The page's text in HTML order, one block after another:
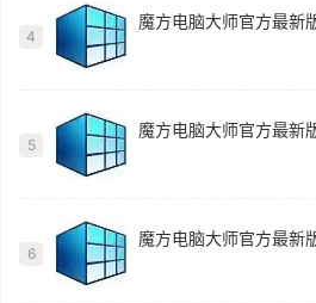
4
魔方电脑大师官方最新
5
魔方电脑大师官方最新
6
魔方电脑大师官方最新